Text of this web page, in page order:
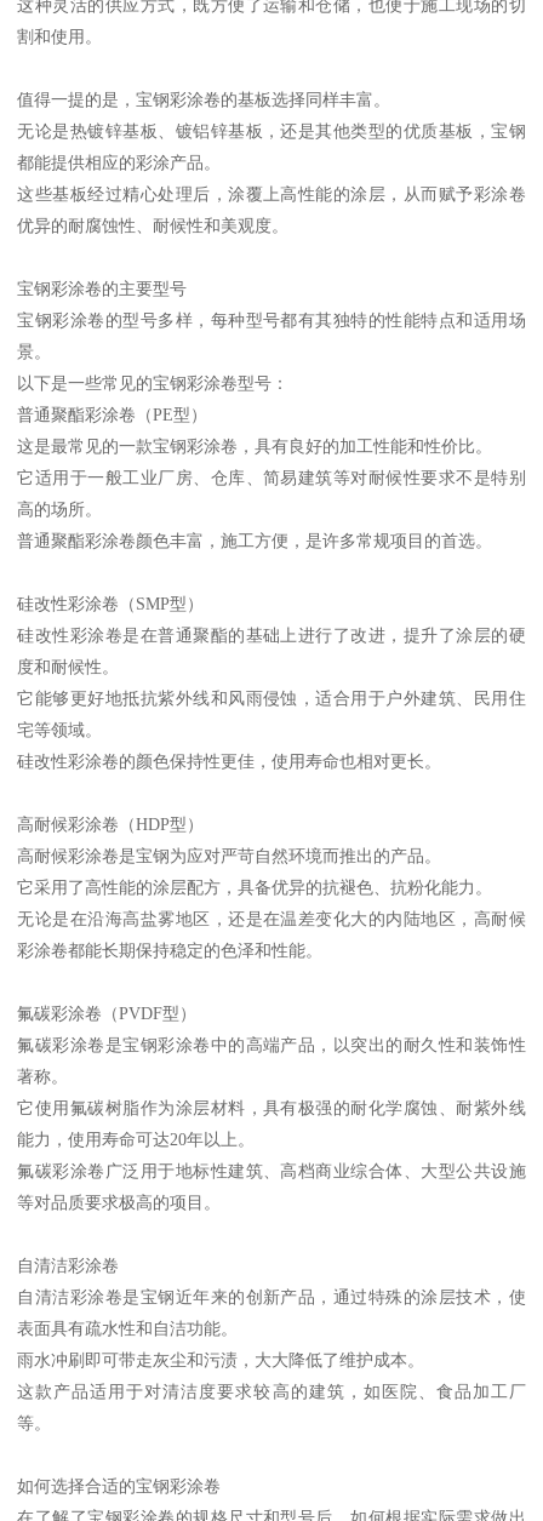
这种灵活的供应方式，既方便了运输和仓储，也便于施工现场的切
割和使用。
值得一提的是，宝钢彩涂卷的基板选择同样丰富。
无论是热镀锌基板、镀铝锌基板，还是其他类型的优质基板，宝钢
都能提供相应的彩涂产品。
这些基板经过精心处理后，涂覆上高性能的涂层，从而赋予彩涂卷
优异的耐腐蚀性、耐候性和美观度。
宝钢彩涂卷的主要型号
宝钢彩涂卷的型号多样，每种型号都有其独特的性能特点和适用场
景。
以下是一些常见的宝钢彩涂卷型号：
普通聚酯彩涂卷（PE型）
这是最常见的一款宝钢彩涂卷，具有良好的加工性能和性价比。
它适用于一般工业厂房、仓库、简易建筑等对耐候性要求不是特别
高的场所。
普通聚酯彩涂卷颜色丰富，施工方便，是许多常规项目的首选。
硅改性彩涂卷（SMP型）
硅改性彩涂卷是在普通聚酯的基础上进行了改进，提升了涂层的硬
度和耐候性。
它能够更好地抵抗紫外线和风雨侵蚀，适合用于户外建筑、民用住
宅等领域。
硅改性彩涂卷的颜色保持性更佳，使用寿命也相对更长。
高耐候彩涂卷（HDP型）
高耐候彩涂卷是宝钢为应对严苛自然环境而推出的产品。
它采用了高性能的涂层配方，具备优异的抗褪色、抗粉化能力。
无论是在沿海高盐雾地区，还是在温差变化大的内陆地区，高耐候
彩涂卷都能长期保持稳定的色泽和性能。
氟碳彩涂卷（PVDF型）
氟碳彩涂卷是宝钢彩涂卷中的高端产品，以突出的耐久性和装饰性
著称。
它使用氟碳树脂作为涂层材料，具有极强的耐化学腐蚀、耐紫外线
能力，使用寿命可达20年以上。
氟碳彩涂卷广泛用于地标性建筑、高档商业综合体、大型公共设施
等对品质要求极高的项目。
自清洁彩涂卷
自清洁彩涂卷是宝钢近年来的创新产品，通过特殊的涂层技术，使
表面具有疏水性和自洁功能。
雨水冲刷即可带走灰尘和污渍，大大降低了维护成本。
这款产品适用于对清洁度要求较高的建筑，如医院、食品加工厂
等。
如何选择合适的宝钢彩涂卷